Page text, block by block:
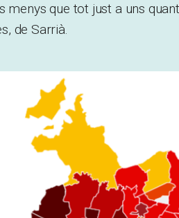
menys que tot just a uns
de Sarrià.